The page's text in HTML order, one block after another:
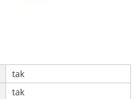
tak
tak